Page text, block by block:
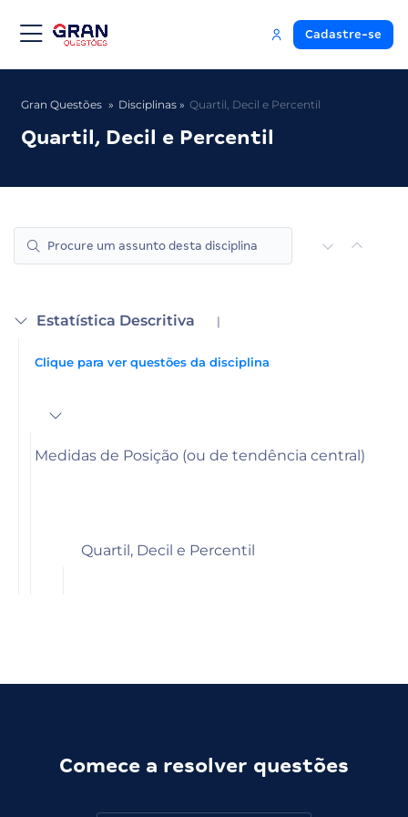
Cadastre-se
Gran Questões Disciplinas Quartil, Decil e Percentil
Quartil, Decil e Percentil
Estatística Descritiva |
Clique para ver questões da disciplina
Medidas de Posição (ou de tendência central)
Quartil, Decil e Percentil
Comece a resolver questões